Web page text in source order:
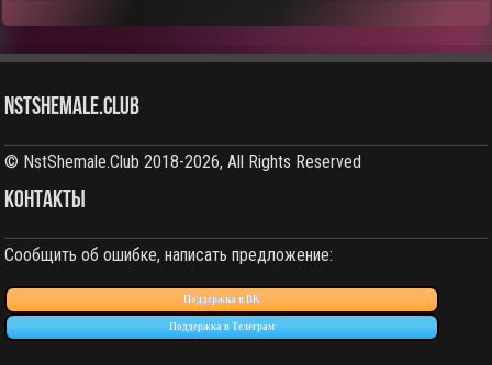
NstShemale.Club
© NstShemale.Club 2018-2026, All Rights Reserved
КОНТАКТЫ
Сообщить об ошибке, написать предложение:
Поддержка в ВК
Поддержка в Телеграм